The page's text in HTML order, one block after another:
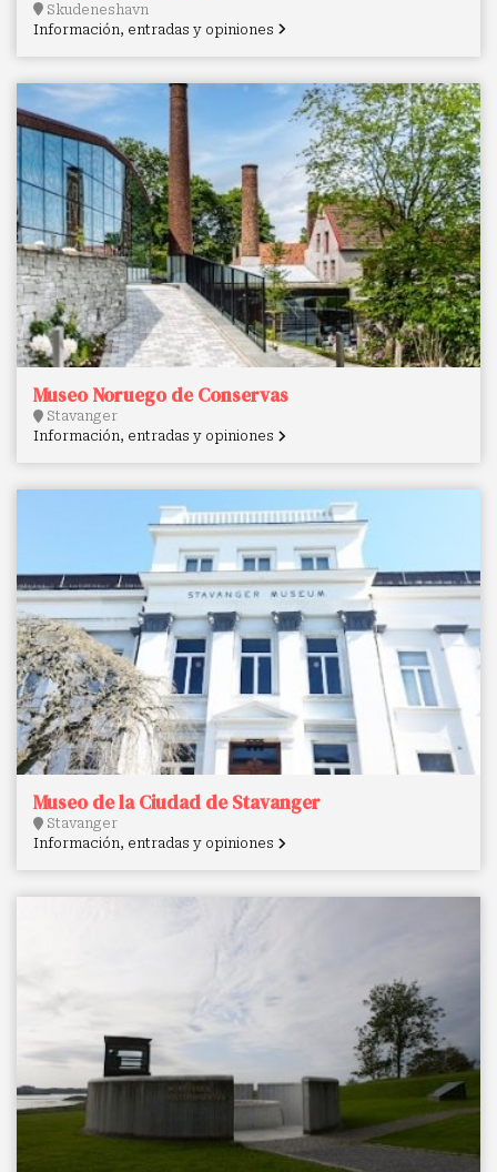
Skudeneshavn
Información, entradas y opiniones
Museo Noruego de Conservas
Stavanger
Información, entradas y opiniones
Museo de la Ciudad de Stavanger
Stavanger
Información, entradas y opiniones